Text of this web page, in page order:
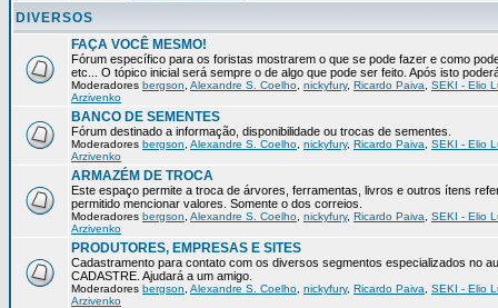
DIVERSOS
FAÇA VOCÊ MESMO!
Fórum específico para os foristas mostrarem o que se pode fazer e como
etc... O tópico inicial será sempre o de algo que pode ser feito. Após isto
Moderadores bergson Alexandre S. Coelho nickyfury, Ricardo Paiva
SEKI - Elio
Arzivenko
BANCO DE SEMENTES
Fórum destinado a informação, disponibilidade ou trocas de sementes.
Moderadores bergson Alexandre S. Coelho nickyfury, Ricardo Paiva
SEKI - Elio
Arzivenko
ARMAZÉM DE TROCA
Este espaço permite a troca de árvores, ferramentas, livros e outros ítens
permitido mencionar valores. Somente o dos correios.
Moderadores bergson Alexandre S. Coelho nickyfury, Ricardo Paiva
SEKI - Elio
Arzivenko
PRODUTORES, EMPRESAS E SITES
Cadastramento para contato com os diversos segmentos especializados no
CADASTRE. Ajudará a um amigo.
Moderadores bergson Alexandre S. Coelho nickyfury, Ricardo Paiva
SEKI - Elio
Arzivenko